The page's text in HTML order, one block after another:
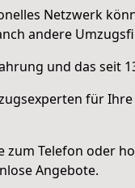
Netzwerk
andere
und das seit
für
zum Telefon oder
Angebote.